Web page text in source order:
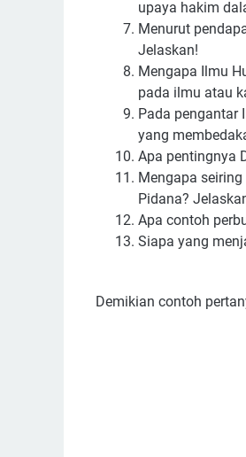
upaya hakim
Menurut
Jelaskan!
Mengapa Ilmu
pada ilmu atau
Pada pengantar
yang
Apa pentingnya
Mengapa
Pidana?
Apa contoh
Siapa yang
Demikian contoh